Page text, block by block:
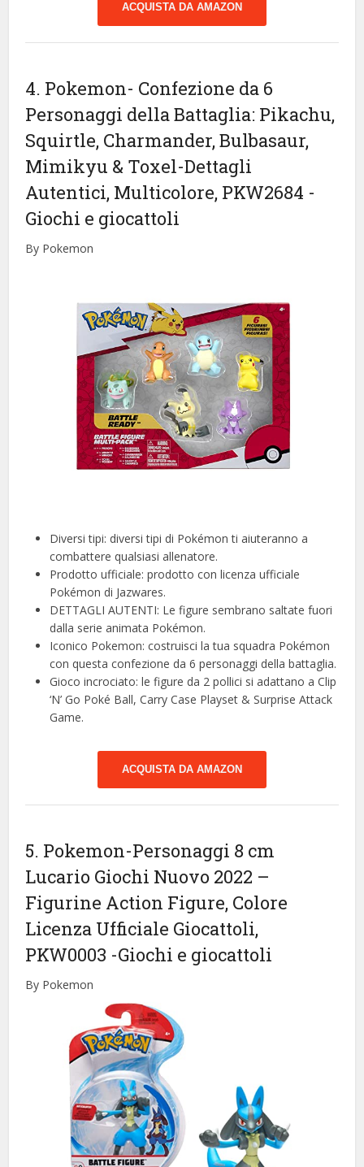
ACQUISTA DA AMAZON
4. Pokemon- Confezione da 6
Personaggi della Battaglia: Pikachu,
Squirtle, Charmander, Bulbasaur,
Mimikyu & Toxel-Dettagli
Autentici, Multicolore, PKW2684 -
Giochi e giocattoli
By Pokemon
Diversi tipi: diversi tipi di Pokémon ti aiuteranno a
combattere qualsiasi allenatore.
Prodotto ufficiale: prodotto con licenza ufficiale
Pokémon di Jazwares.
DETTAGLI AUTENTI: Le figure sembrano saltate fuori
dalla serie animata Pokémon.
Iconico Pokemon: costruisci la tua squadra Pokémon
con questa confezione da 6 personaggi della battaglia.
Gioco incrociato: le figure da 2 pollici si adattano a Clip
‘N’ Go Poké Ball, Carry Case Playset & Surprise Attack
Game.
ACQUISTA DA AMAZON
5. Pokemon-Personaggi 8 cm
Lucario Giochi Nuovo 2022 –
Figurine Action Figure, Colore
Licenza Ufficiale Giocattoli,
PKW0003 -Giochi e giocattoli
By Pokemon